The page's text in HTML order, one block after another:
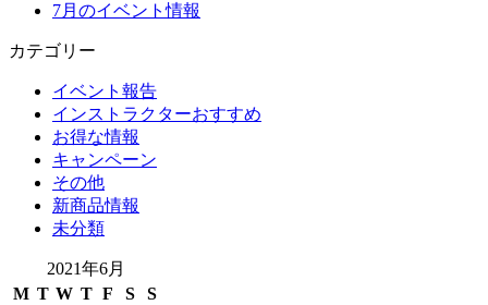
7月のイベント情報
カテゴリー
イベント報告
インストラクターおすすめ
お得な情報
キャンペーン
その他
新商品情報
未分類
2021年6月
M T W T F S
S